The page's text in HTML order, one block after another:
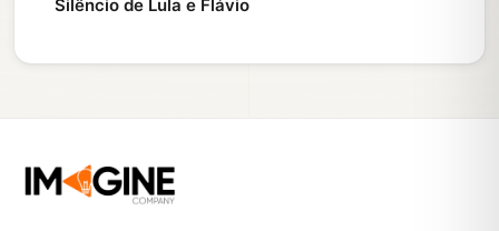
Silêncio de Lula e Flávio